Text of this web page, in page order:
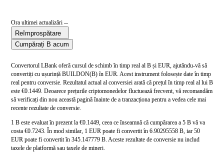
Ora ultimei actualizări --
Reîmprospătare
Cumpărați B acum
Convertorul LBank oferă cursul de schimb în timp real al B și EUR, ajutându-vă să
convertiți cu ușurință BUILDON(B) în EUR. Acest instrument folosește date în timp
real pentru conversie. Rezultatul actual al conversiei arată că prețul în timp real al lui B
este €0.1449. Deoarece prețurile criptomonedelor fluctuează frecvent, vă recomandăm
să verificați din nou această pagină înainte de a tranzacționa pentru a vedea cele mai
recente rezultate de conversie.
1 B este evaluat în prezent la €0.1449, ceea ce înseamnă că cumpărarea a 5 B vă va
costa €0.7243. În mod similar, 1 EUR poate fi convertit în 6.90295558 B, iar 50
EUR poate fi convertit în 345.147779 B. Aceste rezultate de conversie nu includ
taxele de platformă sau taxele de mineri.